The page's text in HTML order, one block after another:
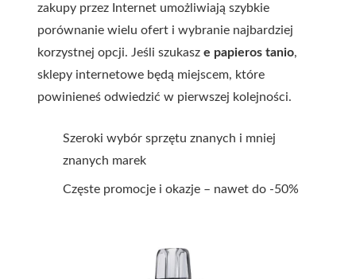
zakupy przez Internet umożliwiają szybkie
porównanie wielu ofert i wybranie najbardziej
korzystnej opcji. Jeśli szukasz e papieros tanio,
sklepy internetowe będą miejscem, które
powinieneś odwiedzić w pierwszej kolejności.
Szeroki wybór sprzętu znanych i mniej
znanych marek
Częste promocje i okazje – nawet do -50%